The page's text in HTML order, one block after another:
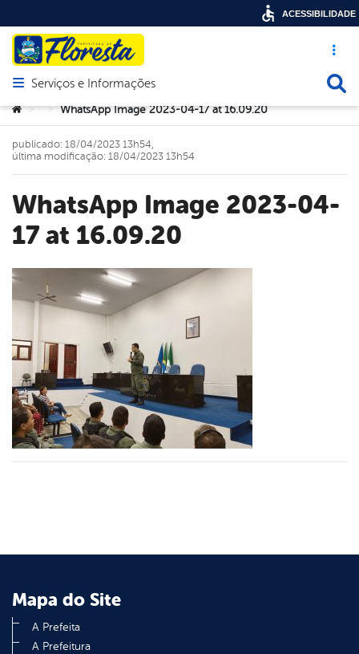
Acesso
Abrir menu principal de navegação
Serviços e Informações
Você está aqui:
> > WhatsApp Image 2023-04-17 at 16.09.20
WhatsApp Image 2023-04-
17 at 16.09.20
publicado: 18/04/2023 13h54,
última modificação: 18/04/2023 13h54
Mapa do Site
A Prefeita
A Prefeitura
ACESSIBILIDADE